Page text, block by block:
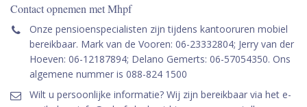
Contact opnemen met Mhpf
Onze pensioenspecialisten zijn tijdens kantooruren mobiel
bereikbaar. Mark van de Vooren: 06-23332804; Jerry van der
Hoeven: 06-12187894; Delano Gemerts: 06-57054350. Ons
algemene nummer is 088-824 1500
Wilt u persoonlijke informatie? Wij zijn bereikbaar via het e-